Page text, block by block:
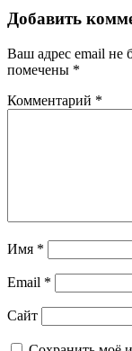
Добавить
Ваш адрес email не
помечены *
Комментарий *
Имя *
Email *
Сайт